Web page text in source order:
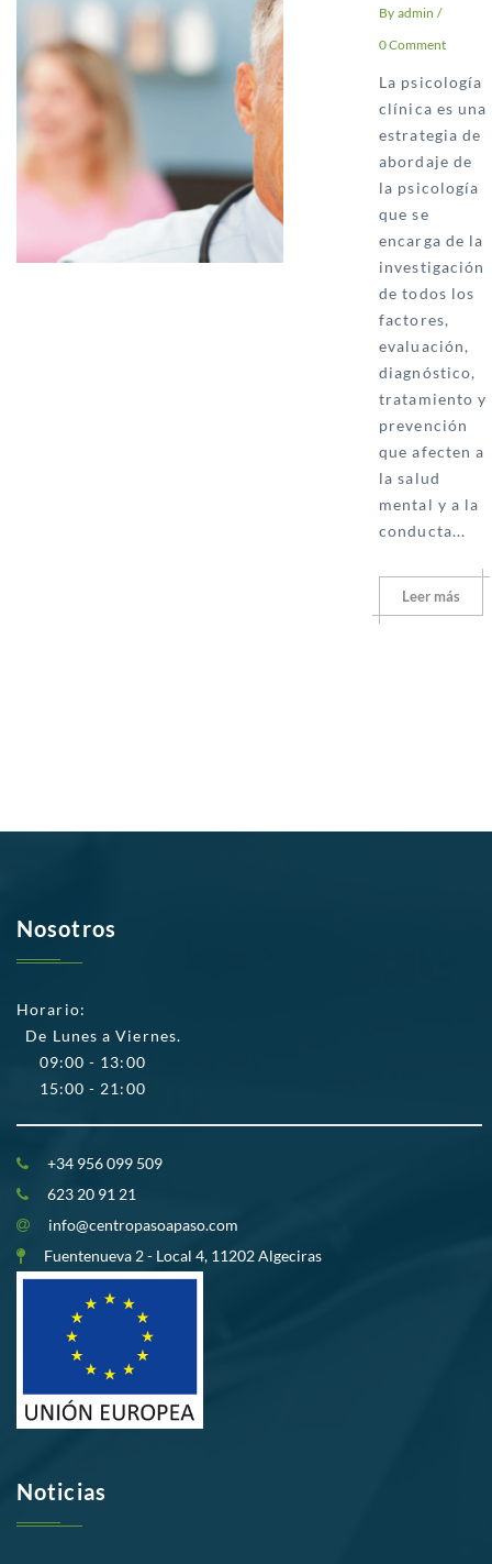
By admin /
0 Comment
La psicología
clínica es una
estrategia de
abordaje de
la psicología
que se
encarga de la
investigación
de todos los
factores,
evaluación,
diagnóstico,
tratamiento y
prevención
que afecten a
la salud
mental y a la
conducta...
Leer más
Nosotros
Horario:
De Lunes a Viernes.
09:00 - 13:00
15:00 - 21:00
+34 956 099 509
623 20 91 21
info@centropasoapaso.com
Fuentenueva 2 - Local 4, 11202 Algeciras
Noticias